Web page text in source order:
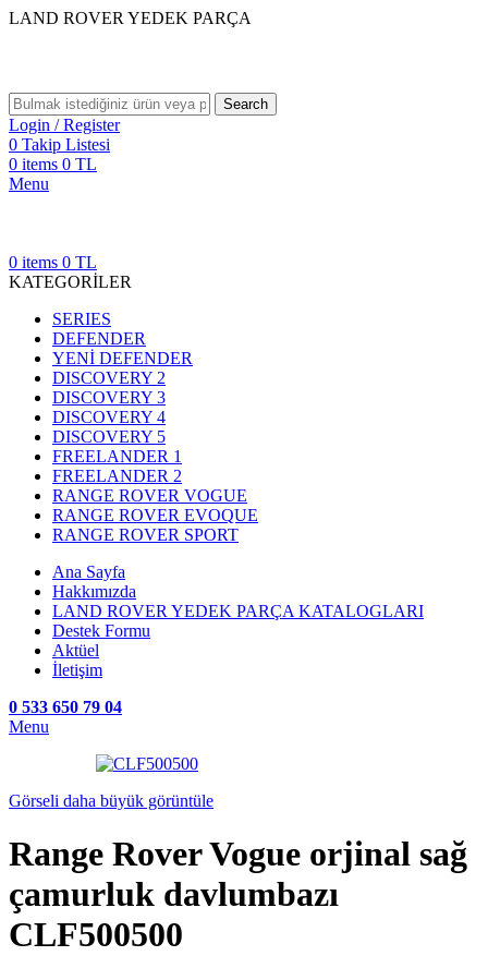
LAND ROVER YEDEK PARÇA
Search
Login / Register
0 Takip Listesi
0 items 0 TL
Menu
0 items 0 TL
KATEGORİLER
SERIES
DEFENDER
YENİ DEFENDER
DISCOVERY 2
DISCOVERY 3
DISCOVERY 4
DISCOVERY 5
FREELANDER 1
FREELANDER 2
RANGE ROVER VOGUE
RANGE ROVER EVOQUE
RANGE ROVER SPORT
Ana Sayfa
Hakkımızda
LAND ROVER YEDEK PARÇA KATALOGLARI
Destek Formu
Aktüel
İletişim
0 533 650 79 04
Menu
Görseli daha büyük görüntüle
Range Rover Vogue orjinal sağ
çamurluk davlumbazı
CLF500500